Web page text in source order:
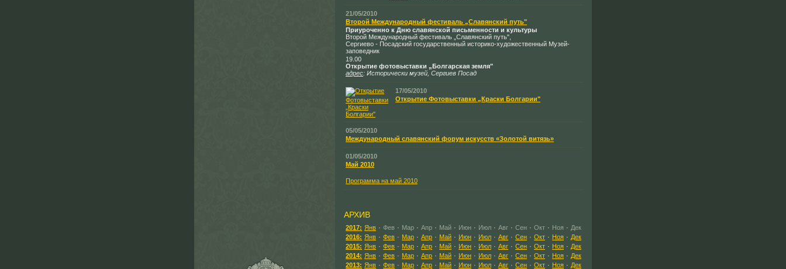
21/05/2010
Второй Международный фестиваль „Славянский путь"
Приуроченно к Дню славянской письменности и культуры
Второй Международный фестиваль „Славянский путь",
Сергиево - Посадский государственный историко-художественный Музей-
заповедник
19.00
Открытие фотовыставки „Болгарская земля"
адрес: Исторически музей, Сергиев Посад
17/05/2010
Открытие Фотовыставки „Краски Болгарии"
05/05/2010
Международный славянский форум искусств «Золотой витязь»
01/05/2010
Май 2010
Программа на май 2010
АРХИВ
2017: Янв · Фев · Мар · Апр · Май · Июн · Июл · Авг · Сен · Окт · Ноя · Дек
2016: Янв · Фев · Мар · Апр · Май · Июн · Июл · Авг · Сен · Окт · Ноя · Дек
2015: Янв · Фев · Мар · Апр · Май · Июн · Июл · Авг · Сен · Окт · Ноя · Дек
2014: Янв · Фев · Мар · Апр · Май · Июн · Июл · Авг · Сен · Окт · Ноя · Дек
2013: Янв · Фев · Мар · Апр · Май · Июн · Июл · Авг · Сен · Окт · Ноя · Дек